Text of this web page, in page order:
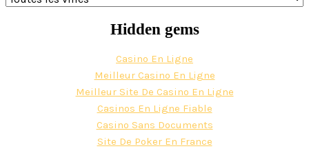
Hidden gems
Casino En Ligne
Meilleur Casino En Ligne
Meilleur Site De Casino En Ligne
Casinos En Ligne Fiable
Casino Sans Documents
Site De Poker En France